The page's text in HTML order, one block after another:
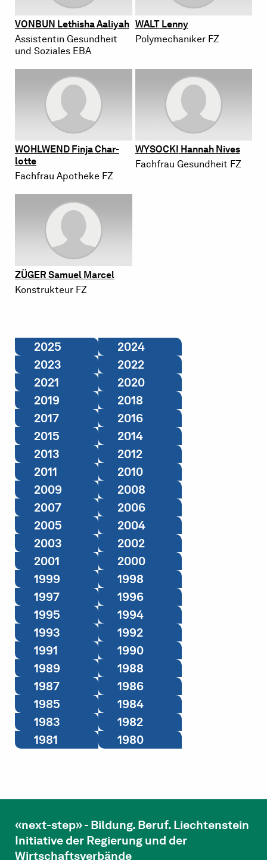
VON­BUN Le­thi­sha Aa­liyah
As­sis­ten­tin Ge­sund­heit
und So­zia­les EBA
WALTLenny
Po­ly­me­cha­ni­ker FZ
WOHL­WEND Finja Char­
lot­te
Fach­frau Apo­the­ke FZ
WY­SO­CKI Han­nah Nives
Fach­frau Ge­sund­heit FZ
ZÜGER Sa­mu­el Mar­cel
Kon­struk­teur FZ
2025
2024
2023
2022
2021
2020
2019
2018
2017
2016
2015
2014
2013
2012
2011
2010
2009
2008
2007
2006
2005
2004
2003
2002
2001
2000
1999
1998
1997
1996
1995
1994
1993
1992
1991
1990
1989
1988
1987
1986
1985
1984
1983
1982
1981
1980
«next-step» - Bildung. Beruf. Liechtenstein
Initiative der Regierung und der
Wirtschaftsverbände